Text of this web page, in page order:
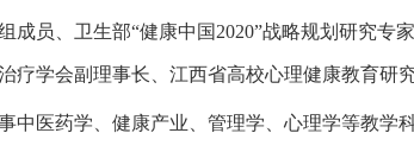
成员、卫生部“健康中国2020”战略规划研究
疗学会副理事长、江西省高校心理健康教育研
中医药学、健康产业、管理学、心理学等教学